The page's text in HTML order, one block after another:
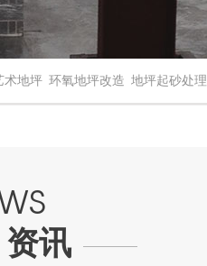
术地坪 环氧地坪改造 地坪起砂处理
资讯